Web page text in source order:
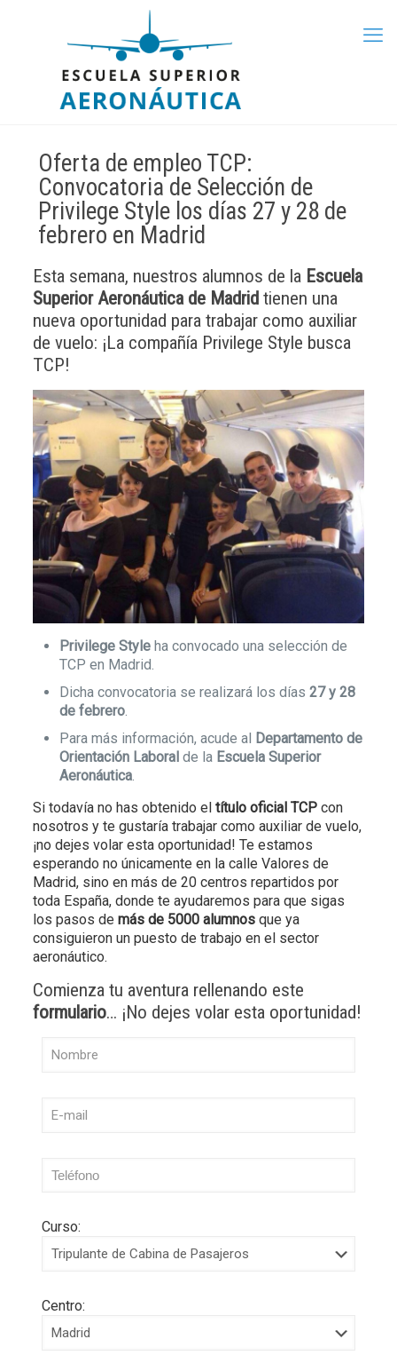
Oferta de empleo TCP:
Convocatoria de Selección de
Privilege Style los días 27 y 28 de
febrero en Madrid
Esta semana, nuestros alumnos de laEscuela
Superior Aeronáutica de Madridtienen una
nueva oportunidad para trabajar como auxiliar
de vuelo: ¡La compañía Privilege Style busca
TCP!
Privilege Styleha convocado una selección de
TCP en Madrid.
Dicha convocatoria se realizará los días 27 y 28
de febrero.
Para más información, acude al Departamento de
Orientación Laboral de la Escuela Superior
Aeronáutica.
Si todavía no has obtenido el título oficial TCPcon
nosotros y te gustaría trabajar como auxiliar de vuelo,
¡no dejes volar esta oportunidad! Te estamos
esperando no únicamente en la calle Valores de
Madrid, sino en más de 20 centros repartidos por
toda España, donde te ayudaremos para que sigas
los pasos de más de 5000 alumnosque ya
consiguieron un puesto de trabajo en el sector
aeronáutico.
Comienza tu aventura rellenando este
formulario… ¡No dejes volar esta oportunidad!
Curso:
Centro: